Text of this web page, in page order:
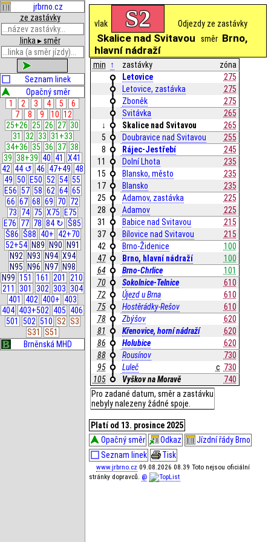
jrbrno.cz
ze zastávky
linka ▸ směr
Seznam linek
Opačný směr
1
2 3 4 5
6
7
8 9 10 12
25+26 25 26 27 30
31
32 33 31+33
34+36 35 36 37 38
39 38+39 40 41
X41
42 44 ↺ 46 47+49 48
49 50 E50 52 54 55
E56 57 58 62 64 65
66 67 68 69 70 72
73 74 75 X75
E75
E76 77 78 84 ↻ Š85
Š86 Š88 40+ 42+70
52+54 N89 N90
N91
N92
N93 N94 X94
N95
N96 N97 N98
N99 151 161 201
210
211
301 302 303 304
401
402 400+ 403
404 403+502 405 406
501
502 510 S2 S3
S31
S51
Brněnská MHD
vlak S2 Odjezdy ze zastávky
Skalice nad Svitavou směr Brno,
hlavní nádraží
min ↑ zastávky
zóna
Letovice
275
Letovice, zastávka
275
Zboněk
275
Svitávka
265
↓
Skalice nad Svitavou
265
5
Doubravice nad Svitavou
255
8
Rájec-Jestřebí
245
11
Dolní Lhota
235
15
Blansko, město
235
17
Blansko
235
25
Adamov, zastávka
225
28
Adamov
225
31
Babice nad Svitavou
215
37
Bílovice nad Svitavou
215
42
Brno-Židenice
100
47
Brno, hlavní nádraží
100
64
Brno-Chrlice
101
70
Sokolnice-Telnice
610
72
Újezd u Brna
610
75
Hostěrádky-Rešov
610
78
Zbýšov
620
81
Křenovice, horní nádraží
620
86
Holubice
620
88
Rousínov
730
95
Luleč c 730
105
Vyškov na Moravě
740
Pro zadané datum, směr a zastávku
nebyly nalezeny žádné spoje.
Platí od 13. prosince 2025
Opačný směr
Odkaz
Jízdní řády Brno
Seznam linek
Tisk
www.jrbrno.cz 09.08.2026 08.39 Toto nejsou oficiální
stránky dopravců. @